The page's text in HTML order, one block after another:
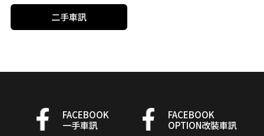
二手車訊
FACEBOOK
一手車訊
FACEBOOK
OPTION改裝車訊